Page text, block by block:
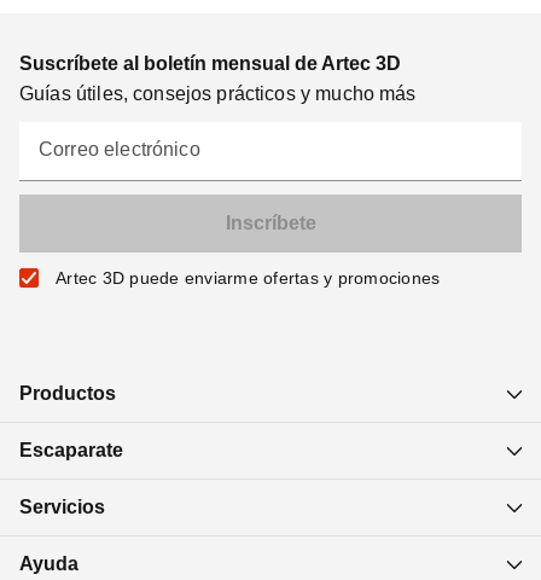
Suscríbete al boletín mensual de Artec 3D
Guías útiles, consejos prácticos y mucho más
Correo electrónico
Artec 3D puede enviarme ofertas y promociones
Productos
Escaparate
Servicios
Ayuda